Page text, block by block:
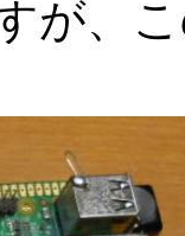
が、